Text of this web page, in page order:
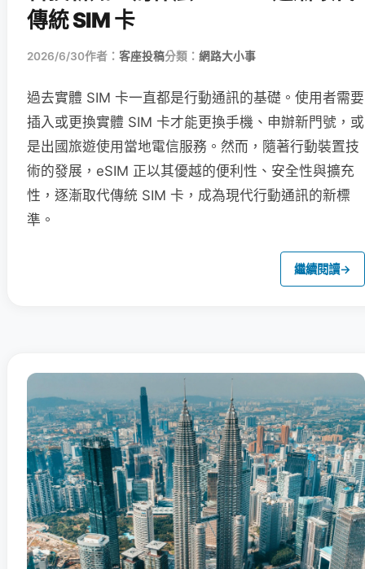
傳統 SIM 卡
2026/6/30作者： 客座投稿分類： 網路大小事
過去實體 SIM 卡一直都是行動通訊的基礎。使用者需要
插入或更換實體 SIM 卡才能更換手機、申辦新門號，或
是出國旅遊使用當地電信服務。然而，隨著行動裝置技
術的發展，eSIM 正以其優越的便利性、安全性與擴充
性，逐漸取代傳統 SIM 卡，成為現代行動通訊的新標
準。
繼續閱讀→